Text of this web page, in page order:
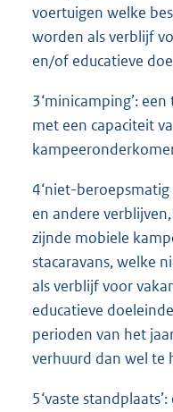
voertuigen welke
worden als verblijf
en/of educatieve
3‘minicamping’:
met een capaciteit
4‘niet-
en andere
zijnde mobiele
stacaravans, welke
als verblijf voor
educatieve
perioden van het
verhuurd dan wel te
5‘vaste